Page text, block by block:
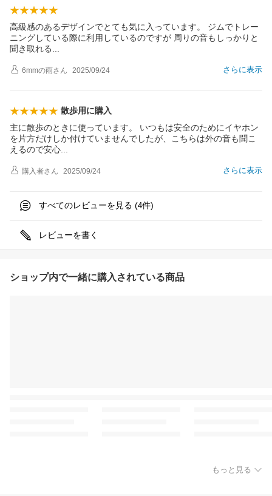
高級感のあるデザインでとても気に入っています。 ジムでトレー
ニングしている際に利用しているのですが 周りの音もしっかりと
聞き取れる
さらに表示
6mmの雨さん 2025/09/24
散歩用に購入
主に散歩のときに使っています。 いつもは安全のためにイヤホン
を片方だけしか付けていませんでしたが、こちらは外の音も聞こ
えるので安心
さらに表示
購入者さん 2025/09/24
すべてのレビューを見る (4件)
レビューを書く
ショップ内で一緒に購入されている商品
もっと見る